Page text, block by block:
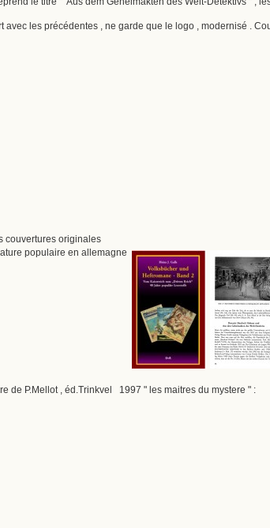
les précédentes , ne garde que le logo , modernisé .
couvertures originales
populaire en allemagne
de P.Mellot , éd.Trinkvel 1997 " les maitres du mystere " :